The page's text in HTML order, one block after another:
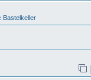
Bastelkeller